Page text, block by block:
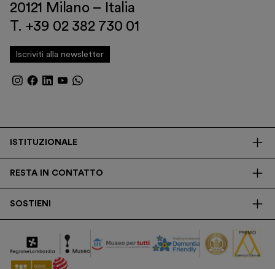
20121 Milano – Italia
T. +39 02 382 730 01
Iscriviti alla newsletter
ISTITUZIONALE
Trasparenza
Ricerca
RESTA IN CONTATTO
SOSTIENI
Corporate
Donazioni